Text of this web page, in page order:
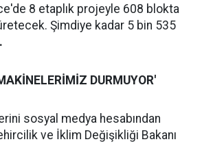
8 etaplık projeyle 608 blokta
Şimdiye kadar 5 bin 535
.
DURMUYOR'
sosyal medya hesabından
ve İklim Değişikliği Bakanı